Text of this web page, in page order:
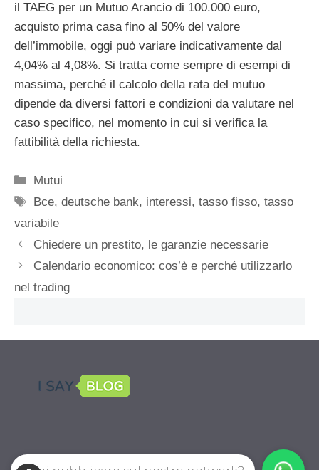
il TAEG per un Mutuo Arancio di 100.000 euro,
acquisto prima casa fino al 50% del valore
dell’immobile, oggi può variare indicativamente dal
4,04% al 4,08%. Si tratta come sempre di esempi di
massima, perché il calcolo della rata del mutuo
dipende da diversi fattori e condizioni da valutare nel
caso specifico, nel momento in cui si verifica la
fattibilità della richiesta.
Categorie
Mutui
Tag
Bce,deutsche bank, interessi,tasso fisso,tasso
variabile
Chiedere un prestito, le garanzie necessarie
Calendario economico: cos’è e perché utilizzarlo
nel trading